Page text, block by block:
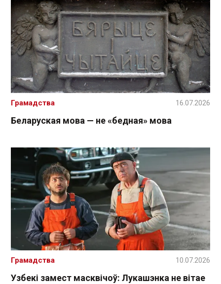
Беларуская мова — не «бедная» мова
Грамадства 16.07.2026
Узбекі замест масквічоў: Лукашэнка не вітае
Грамадства 10.07.2026